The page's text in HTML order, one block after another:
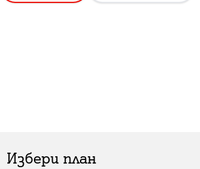
Избери план